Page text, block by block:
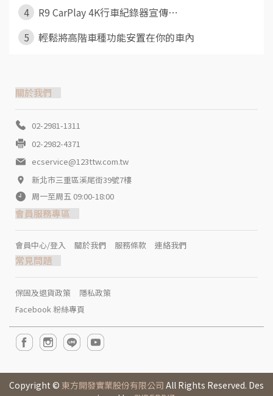
4
R9 CarPlay 4K行車紀錄器宣傳⋯
5
輕鬆將高階車種功能安置在你的車內
關於我們
02-2981-1311
02-2982-4371
ecservice@123ttw.com.tw
新北市三重區溪尾街39號7樓
周一至周五 09:00-18:00
會員服務專區
會員中心/登入 關於我們 服務條款 連絡我們
常見問題
保固及退貨政策
隱私政策
Facebook 粉絲專頁
Copyright © 東方開發實業股份有限公司 All Rights Reserved. Des